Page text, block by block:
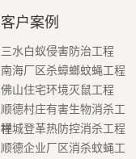
客户案例
三水白蚁侵害防治工程
南海厂区杀蟑螂蚊蝇工程
佛山住宅环境灭鼠工程
顺德村庄有害生物消杀工
程
禅城登革热防控消杀工程
顺德企业厂区消杀蚊蝇工